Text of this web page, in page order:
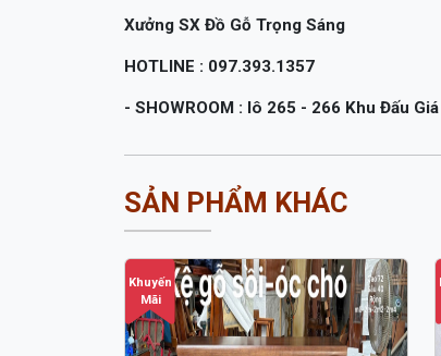
Xưởng SX Đồ Gỗ Trọng Sáng
HOTLINE : 097.393.1357
- SHOWROOM : lô 265 - 266 Khu Đấu
SẢN PHẨM KHÁC
Khuyến
Mãi